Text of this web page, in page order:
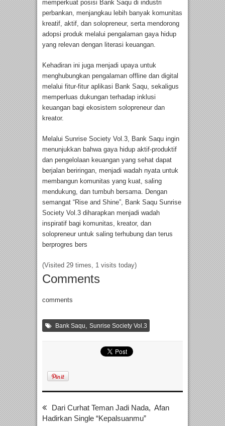
memperkuat posisi Bank Saqu di industri
perbankan, menjangkau lebih banyak komunitas
kreatif, aktif, dan solopreneur, serta mendorong
adopsi produk melalui pengalaman gaya hidup
yang relevan dengan literasi keuangan.
Kehadiran ini juga menjadi upaya untuk
menghubungkan pengalaman offline dan digital
melalui fitur-fitur aplikasi Bank Saqu, sekaligus
memperluas dukungan terhadap inklusi
keuangan bagi ekosistem solopreneur dan
kreator.
Melalui Sunrise Society Vol.3, Bank Saqu ingin
menunjukkan bahwa gaya hidup aktif-produktif
dan pengelolaan keuangan yang sehat dapat
berjalan beriringan, menjadi wadah nyata untuk
membangun komunitas yang kuat, saling
mendukung, dan tumbuh bersama. Dengan
semangat “Rise and Shine”, Bank Saqu Sunrise
Society Vol.3 diharapkan menjadi wadah
inspiratif bagi komunitas, kreator, dan
solopreneur untuk saling terhubung dan terus
berprogres bers
(Visited 29 times, 1 visits today)
Comments
comments
Bank Saqu Sunrise Society Vol.3
Dari Curhat Teman Jadi Nada, Afan
Hadirkan Single “Kepalsuanmu”